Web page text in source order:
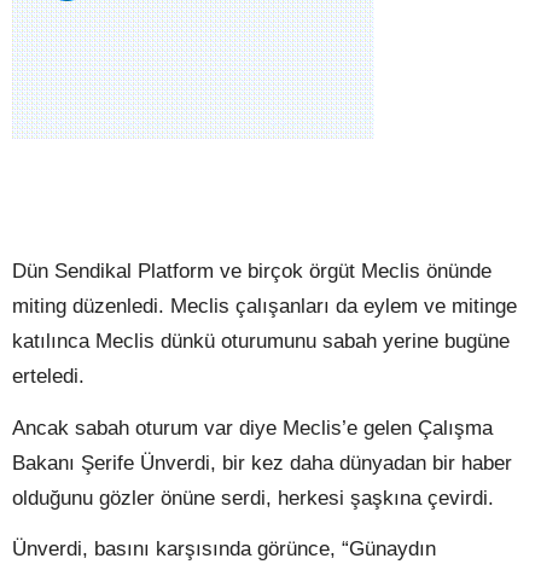
Dün Sendikal Platform ve birçok örgüt Meclis önünde
miting düzenledi. Meclis çalışanları da eylem ve mitinge
katılınca Meclis dünkü oturumunu sabah yerine bugüne
erteledi.
Ancak sabah oturum var diye Meclis’e gelen Çalışma
Bakanı Şerife Ünverdi, bir kez daha dünyadan bir haber
olduğunu gözler önüne serdi, herkesi şaşkına çevirdi.
Ünverdi, basını karşısında görünce, “Günaydın